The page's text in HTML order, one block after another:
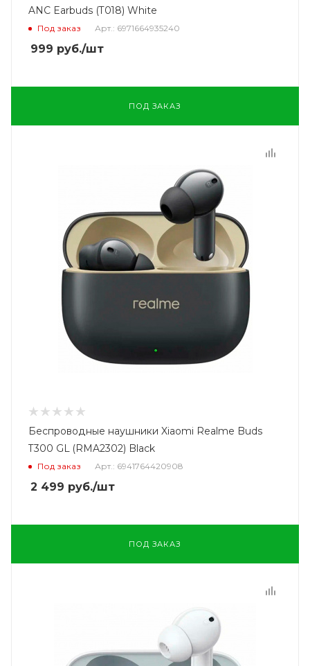
ANC Earbuds (T018) White
Под заказ Арт.: 6971664935240
999 руб./шт
ПОД ЗАКАЗ
Беспроводные наушники Xiaomi Realme Buds
T300 GL (RMA2302) Black
Под заказ Арт.: 6941764420908
2 499 руб./шт
ПОД ЗАКАЗ